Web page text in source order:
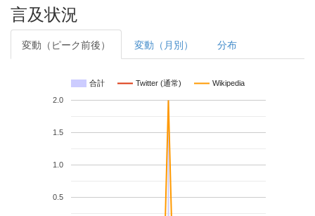
言及状況
変動（ピーク前後） 変動（月別） 分布
合計 Twitter (通常) Wikipedia
0.5
1.0
1.5
2.0